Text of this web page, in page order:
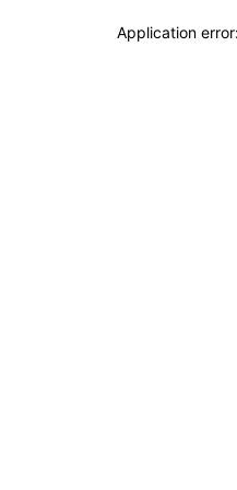
Application